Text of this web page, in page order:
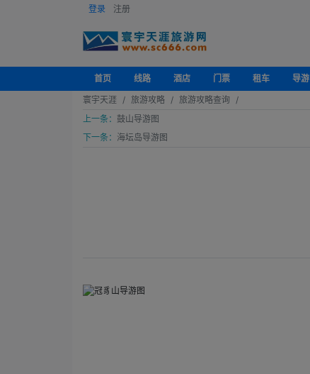
登录 注册
首页 线路 酒店 门票 租车 导游
寰宇天涯
旅游攻略
旅游攻略查询
上一条： 鼓山导游图
下一条： 海坛岛导游图